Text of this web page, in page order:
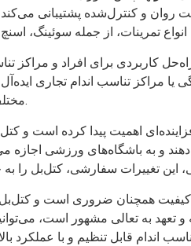
و کنترل‌شده پشتیبانی
کاربردی برای افراد و مراکز
یا مراکز تناسب اندام تجاری
مختلف را در طول تمرین نیز کاهش می‌دهد و تجربه‌ای روان‌تر را برای کاربران فراهم می‌کند.
اهمیت پیدا کرده است و
و به باشگاه‌های ورزشی اجازه
کیفیت همچنان ضروری است و
تعهد به تعالی مشهور است،